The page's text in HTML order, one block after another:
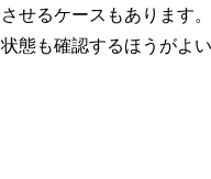
させるケースもあります
状態も確認するほうがよい